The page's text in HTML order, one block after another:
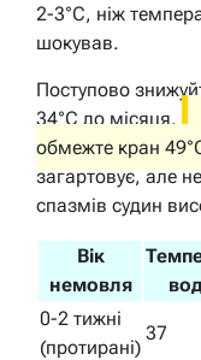
2-3°C, ніж
шокував.
Поступово
34°C до місяця.
обмежте кран
загартовує, але
спазмів судин
Вік
немовля
0-2 тижні
(протирані)
37